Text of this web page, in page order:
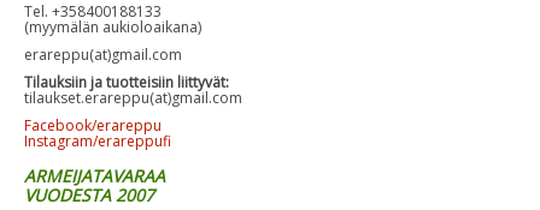
Tel. +358400188133
(myymälän aukioloaikana)
erareppu(at)gmail.com
Tilauksiin ja tuotteisiin liittyvät:
tilaukset.erareppu(at)gmail.com
Facebook/erareppu
Instagram/erareppufi
ARMEIJATAVARAA
VUODESTA 2007